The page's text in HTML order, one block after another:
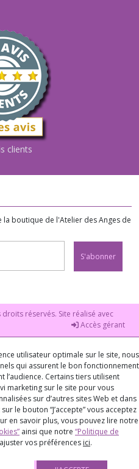
clients
la boutique de l'Atelier des Anges de
S'abonner
droits réservés. Site réalisé avec
Accès gérant
utilisateur optimale sur le site, nous
qui assurent le bon fonctionnement
l’audience. Certains tiers utilisent
marketing sur le site pour vous
sur d’autres sites Web et dans
le bouton “J’accepte” vous acceptez
en savoir plus, vous pouvez lire notre
ainsi que notre “Politique de
vos préférences ici.